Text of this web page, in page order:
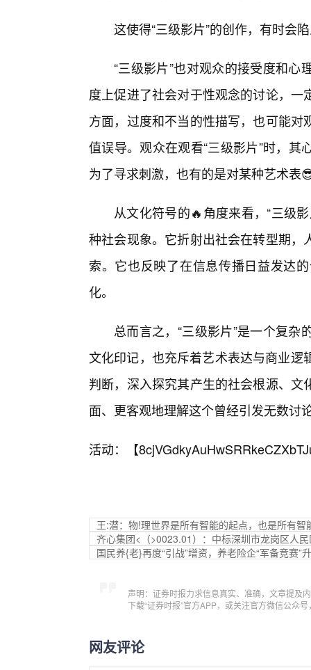
这使得“三级影片”的创作，有时会
“三级影片”也对观众的接受度和
度上促进了社会对于性观念的讨论，
方面，过度和不当的性描写，也可能
值误导。观众在观看“三级影片”时，
为了寻求刺激，也有的是对某种艺术表
从文化符号的🔥角度来看，“三级
种社会现象。它折射出社会在转型期
索。它也反映了在信息传播日益发达
化。
总而言之，“三级影片”是一个复
文化印记，也充斥着艺术表达与商业
判断，深入探究其产生的社会根源、
面、更客观地理解这个曾经引发无数讨
活动：【
王:潜：物!理世界是所有智能的起点，也是所有智
齐心集团<（>0023.01）：中标深圳市龙岗区人
国民养{老}再度“引战”增资，养老险企“军备竞赛”
声明：证券时报力求信息真实、准确，文章提及
下载“证券时报”官方APP，或关注官方微信公众
网友评论